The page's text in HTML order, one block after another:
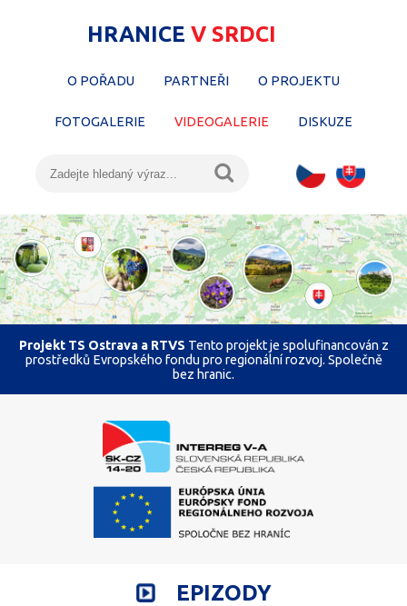
HRANICE V SRDCI
O POŘADU PARTNEŘI O PROJEKTU
FOTOGALERIE VIDEOGALERIE DISKUZE
Projekt TS Ostrava a RTVS Tento projekt je spolufinancován z
prostředků Evropského fondu pro regionální rozvoj. Společně
bez hranic.
EPIZODY